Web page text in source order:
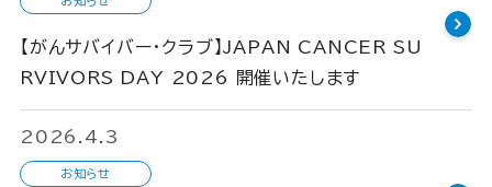
【がんサバイバー・クラブ】JAPAN CANCER SU
RVIVORS DAY 2026 開催いたします
2026.4.3
お知らせ